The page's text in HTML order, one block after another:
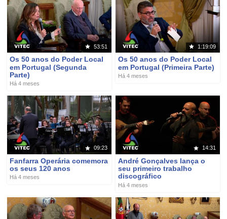
53:51
Os 50 anos do Poder Local
em Portugal (Segunda
Parte)
Há 4 meses
1:19:09
Os 50 anos do Poder Local
em Portugal (Primeira Parte)
Há 4 meses
09:23
Fanfarra Operária comemora
os seus 120 anos
Há 4 meses
14:31
André Gonçalves lança o
seu primeiro trabalho
discográfico
Há 4 meses